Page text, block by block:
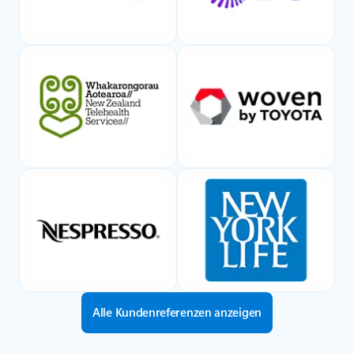
Alle Kundenreferenzen anzeigen